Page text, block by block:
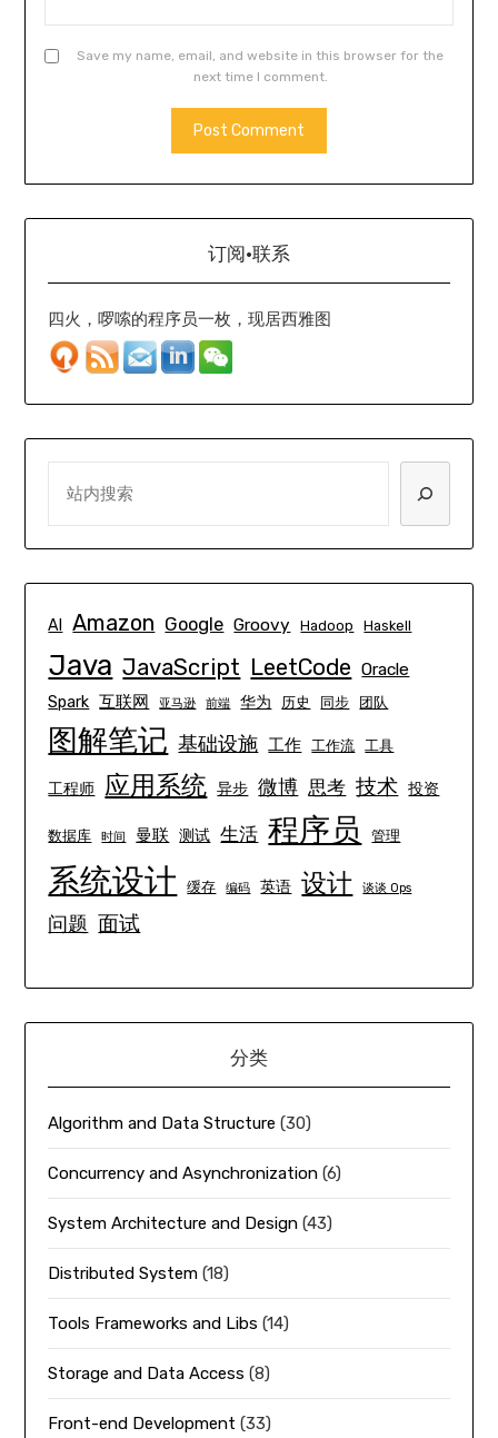
Save my name, email, and website in this browser for the
next time I comment.
订阅·联系
四火，啰嗦的程序员一枚，现居西雅图
AI Amazon Google Groovy Hadoop Haskell
Java JavaScript LeetCode Oracle
Spark 互联网 亚马逊 前端 华为 历史 同步 团队
图解笔记 基础设施 工作 工作流 工具
工程师 应用系统 异步 微博 思考 技术 投资
数据库 时间 曼联 测试 生活 程序员 管理
系统设计 缓存 编码 英语 设计 谈谈 Ops
问题 面试
分类
Algorithm and Data Structure (30)
Concurrency and Asynchronization (6)
System Architecture and Design (43)
Distributed System (18)
Tools Frameworks and Libs (14)
Storage and Data Access (8)
Front-end Development (33)